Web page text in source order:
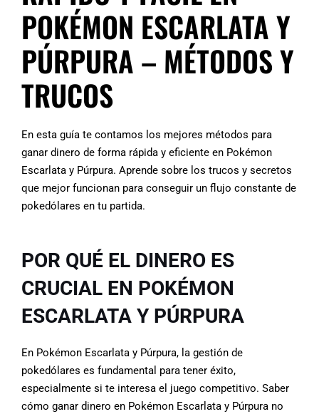
POKÉMON ESCARLATA Y
PÚRPURA – MÉTODOS Y
TRUCOS
En esta guía te contamos los mejores métodos para
ganar dinero de forma rápida y eficiente en Pokémon
Escarlata y Púrpura. Aprende sobre los trucos y secretos
que mejor funcionan para conseguir un flujo constante de
pokedólares en tu partida.
POR QUÉ EL DINERO ES
CRUCIAL EN POKÉMON
ESCARLATA Y PÚRPURA
En Pokémon Escarlata y Púrpura, la gestión de
pokedólares es fundamental para tener éxito,
especialmente si te interesa el juego competitivo. Saber
cómo ganar dinero en Pokémon Escarlata y Púrpura no